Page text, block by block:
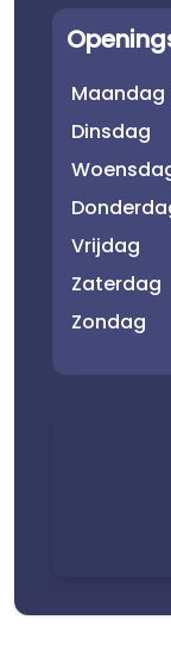
Maandag
Dinsdag
Vrijdag
Zaterdag
Zondag